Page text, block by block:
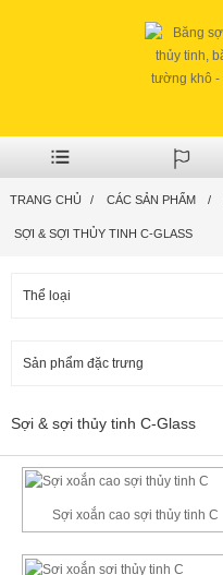
TRANG CHỦ CÁC SẢN PHẨM
SỢI & SỢI THỦY TINH C-GLASS
Thể loại
Sản phẩm đặc trưng
Sợi & sợi thủy tinh C-Glass
Sợi xoắn cao sợi thủy tinh C